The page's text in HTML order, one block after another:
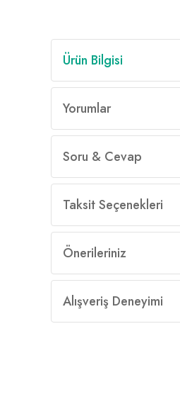
Ürün Bilgisi
Yorumlar
Soru & Cevap
Taksit Seçenekleri
Önerileriniz
Alışveriş Deneyimi